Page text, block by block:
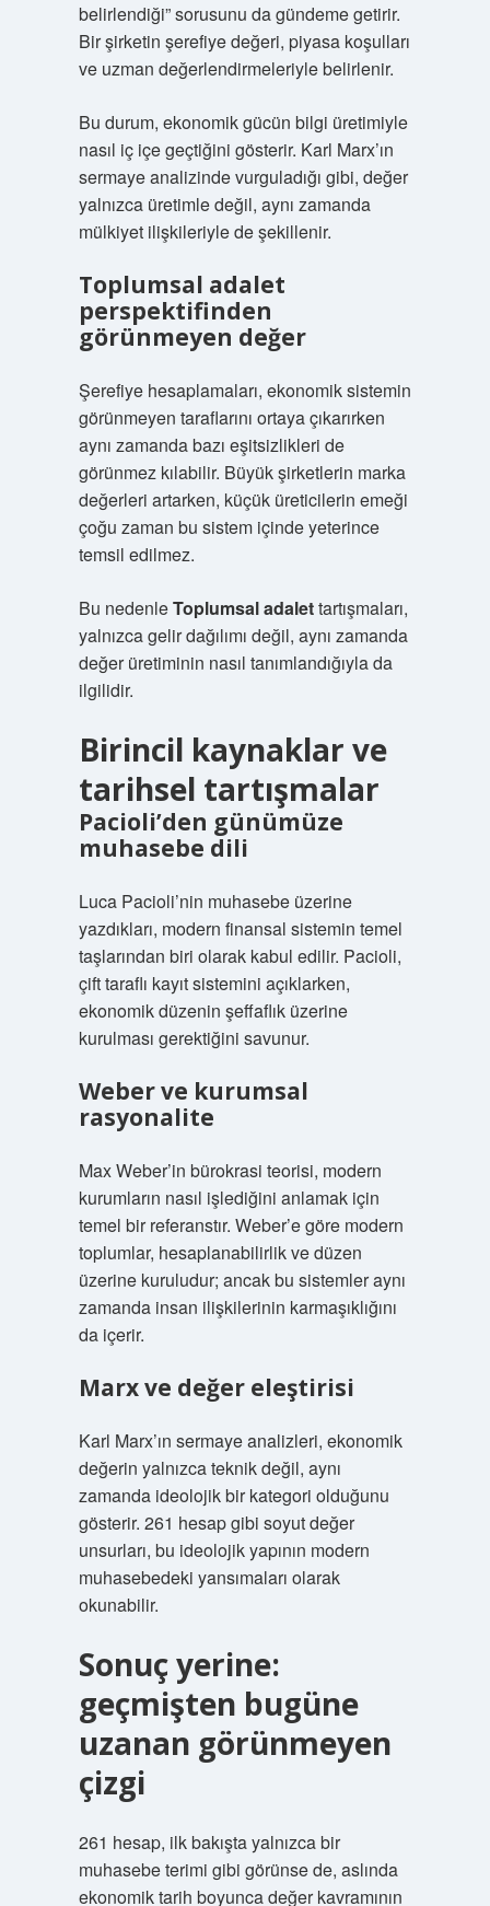
belirlendiği” sorusunu da gündeme getirir.
Bir şirketin şerefiye değeri, piyasa koşulları
ve uzman değerlendirmeleriyle belirlenir.
Bu durum, ekonomik gücün bilgi üretimiyle
nasıl iç içe geçtiğini gösterir. Karl Marx’ın
sermaye analizinde vurguladığı gibi, değer
yalnızca üretimle değil, aynı zamanda
mülkiyet ilişkileriyle de şekillenir.
Toplumsal adalet
perspektifinden
görünmeyen değer
Şerefiye hesaplamaları, ekonomik sistemin
görünmeyen taraflarını ortaya çıkarırken
aynı zamanda bazı eşitsizlikleri de
görünmez kılabilir. Büyük şirketlerin marka
değerleri artarken, küçük üreticilerin emeği
çoğu zaman bu sistem içinde yeterince
temsil edilmez.
Bu nedenleToplumsal adalettartışmaları,
yalnızca gelir dağılımı değil, aynı zamanda
değer üretiminin nasıl tanımlandığıyla da
ilgilidir.
Birincil kaynaklar ve
tarihsel tartışmalar
Pacioli’den günümüze
muhasebe dili
Luca Pacioli’nin muhasebe üzerine
yazdıkları, modern finansal sistemin temel
taşlarından biri olarak kabul edilir. Pacioli,
çift taraflı kayıt sistemini açıklarken,
ekonomik düzenin şeffaflık üzerine
kurulması gerektiğini savunur.
Weber ve kurumsal
rasyonalite
Max Weber’in bürokrasi teorisi, modern
kurumların nasıl işlediğini anlamak için
temel bir referanstır. Weber’e göre modern
toplumlar, hesaplanabilirlik ve düzen
üzerine kuruludur; ancak bu sistemler aynı
zamanda insan ilişkilerinin karmaşıklığını
da içerir.
Marx ve değer eleştirisi
Karl Marx’ın sermaye analizleri, ekonomik
değerin yalnızca teknik değil, aynı
zamanda ideolojik bir kategori olduğunu
gösterir. 261 hesap gibi soyut değer
unsurları, bu ideolojik yapının modern
muhasebedeki yansımaları olarak
okunabilir.
Sonuç yerine:
geçmişten bugüne
uzanan görünmeyen
çizgi
261 hesap, ilk bakışta yalnızca bir
muhasebe terimi gibi görünse de, aslında
ekonomik tarih boyunca değer kavramının